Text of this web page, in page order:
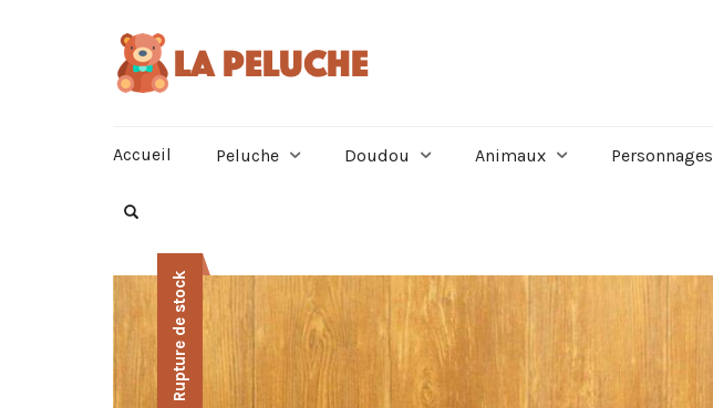
Accueil Peluche Doudou Animaux Personnages
Rupture de stock